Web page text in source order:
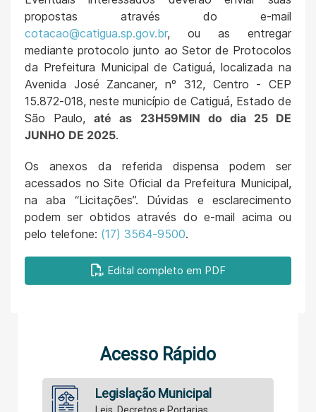
propostas através do e-mail
cotacao@catigua.sp.gov.br, ou as entregar
mediante protocolo junto ao Setor de Protocolos
da Prefeitura Municipal de Catiguá, localizada na
Avenida José Zancaner, nº 312, Centro - CEP
15.872-018, neste município de Catiguá, Estado de
São Paulo,até as 23H59MIN do dia 25 DE
JUNHO DE 2025.
Os anexos da referida dispensa podem ser
acessados no Site Oficial da Prefeitura Municipal,
na aba “Licitações”. Dúvidas e esclarecimento
podem ser obtidos através do e-mail acima ou
pelo telefone: (17) 3564-9500.
Edital completo em PDF
Acesso Rápido
Legislação Municipal